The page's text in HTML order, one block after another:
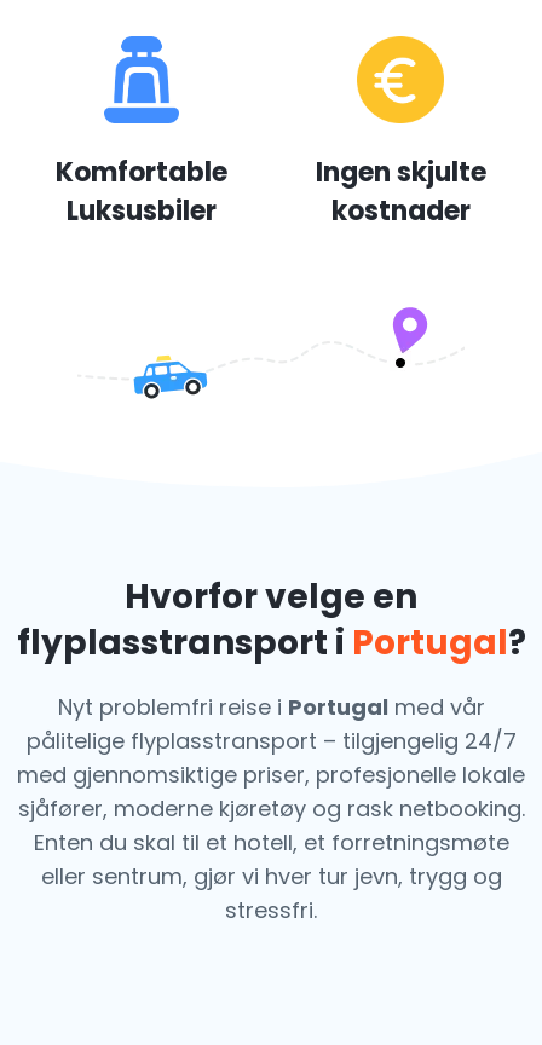
Komfortable
Luksusbiler
Ingen skjulte
kostnader
Hvorfor velge en
flyplasstransport i Portugal?
Nyt problemfri reise i Portugal med vår
pålitelige flyplasstransport – tilgjengelig 24/7
med gjennomsiktige priser, profesjonelle lokale
sjåfører, moderne kjøretøy og rask netbooking.
Enten du skal til et hotell, et forretningsmøte
eller sentrum, gjør vi hver tur jevn, trygg og
stressfri.